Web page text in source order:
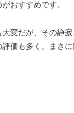
おすすめです。
大変だが、その静
価も多く、まさに